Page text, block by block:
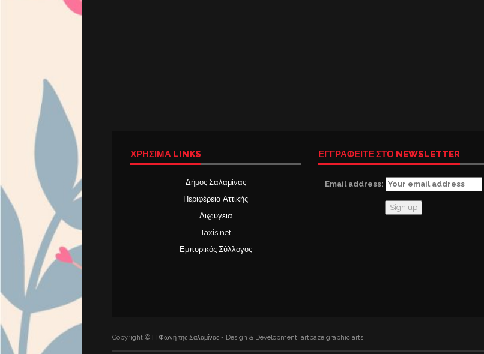
ΧΡΉΣΙΜΑ LINKS
Δήμος Σαλαμίνας
Περιφέρεια Αττικής
Δι@υγεια
Taxis net
Εμπορικός Σύλλογος
ΕΓΓΡΑΦΕΙΤΕ ΣΤΟ NEWSLETTER
Email address:
Copyright © Η Φωνή της Σαλαμίνας - Design & Development: artbaze graphic arts